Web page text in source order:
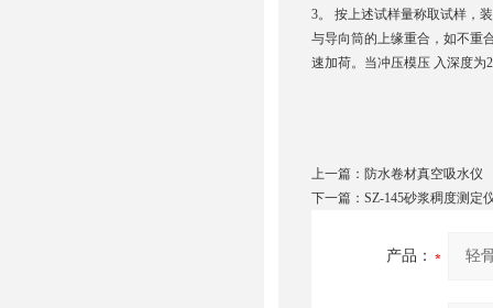
3。 按上述试样量称取试样，
与导向筒的上缘重合，如不重
速加荷。当冲压模压 入深度为
上一篇： 防水卷材真空吸水仪
下一篇： SZ-145砂浆稠度测定
产品：